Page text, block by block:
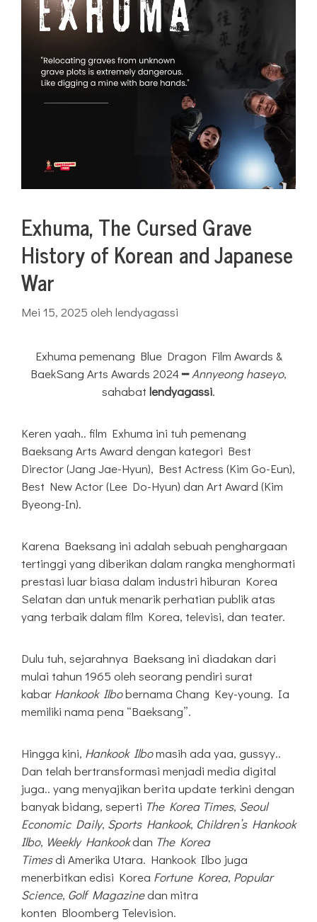
Exhuma, The Cursed Grave
History of Korean and Japanese
War
Mei 15, 2025 oleh lendyagassi
Exhuma pemenang Blue Dragon Film Awards &
BaekSang Arts Awards 2024 ━Annyeong haseyo,
sahabat lendyagassi.
Keren yaah.. film Exhuma ini tuh pemenang
Baeksang Arts Award dengan kategori Best
Director (Jang Jae-Hyun), Best Actress (Kim Go-Eun),
Best New Actor (Lee Do-Hyun) dan Art Award (Kim
Byeong-In).
Karena Baeksang ini adalah sebuah penghargaan
tertinggi yang diberikan dalam rangka menghormati
prestasi luar biasa dalam industri hiburan Korea
Selatan dan untuk menarik perhatian publik atas
yang terbaik dalam film Korea, televisi, dan teater.
Dulu tuh, sejarahnya Baeksang ini diadakan dari
mulai tahun 1965 oleh seorang pendiri surat
kabar Hankook Ilbobernama Chang Key-young. Ia
memiliki nama pena “Baeksang”.
Hingga kini, Hankook Ilbomasih ada yaa, gussyy..
Dan telah bertransformasi menjadi media digital
juga.. yang menyajikan berita update terkini dengan
banyak bidang, seperti The Korea Times, Seoul
Economic Daily, Sports Hankook, Children’s Hankook
Ilbo, Weekly Hankookdan The Korea
Timesdi Amerika Utara. Hankook Ilbo juga
menerbitkan edisi Korea Fortune Korea, Popular
Science, Golf Magazinedan mitra
konten Bloomberg Television.